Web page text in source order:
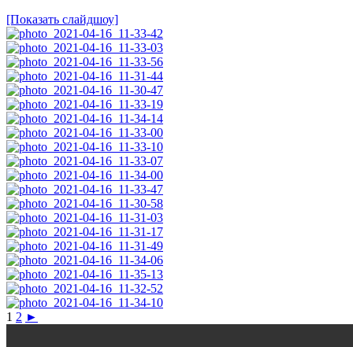
[Показать слайдшоу]
1 2 ►